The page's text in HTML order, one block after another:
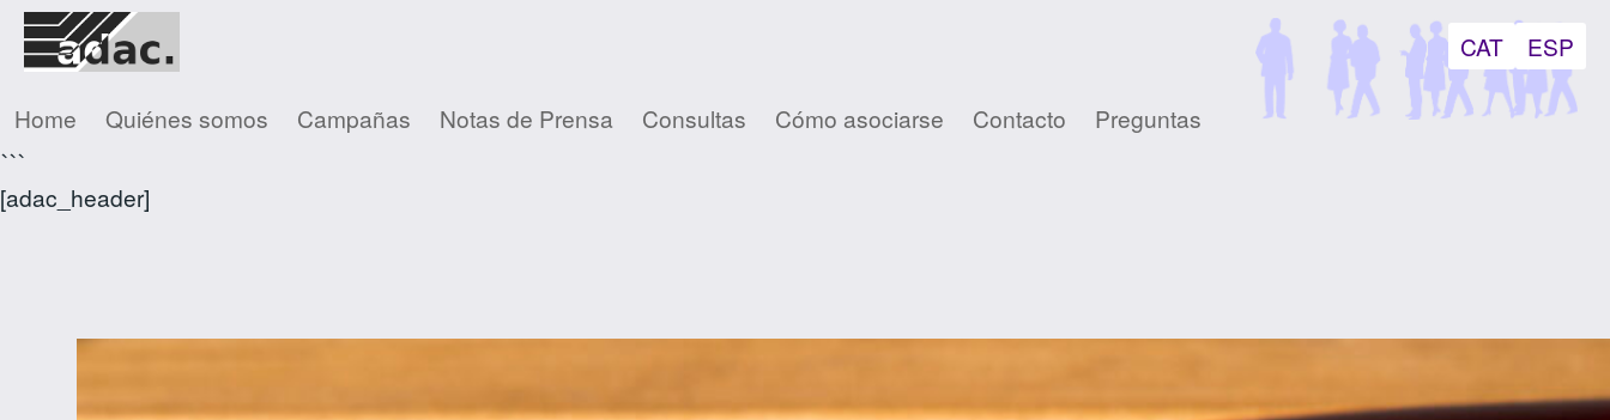
CAT ESP
Home Quiénes somos Campañas Notas de Prensa Consultas Cómo asociarse Contacto Preguntas
```
[adac_header]